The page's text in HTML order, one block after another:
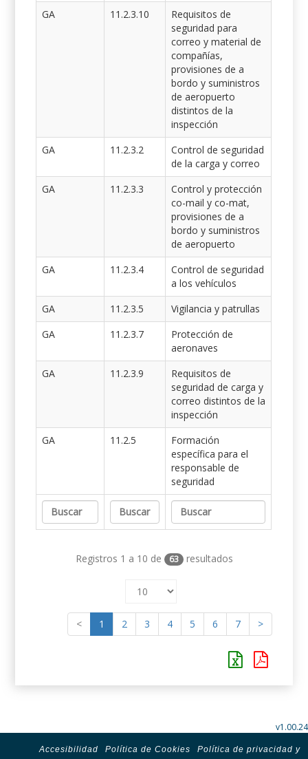
GA
11.2.3.10
Requisitos de
seguridad para
correo y material de
compañías,
provisiones de a
bordo y suministros
de aeropuerto
distintos de la
inspección
GA
11.2.3.2
Control de seguridad
de la carga y correo
GA
11.2.3.3
Control y protección
co-mail y co-mat,
provisiones de a
bordo y suministros
de aeropuerto
GA
11.2.3.4
Control de seguridad
a los vehículos
GA
11.2.3.5
Vigilancia y patrullas
GA
11.2.3.7
Protección de
aeronaves
GA
11.2.3.9
Requisitos de
seguridad de carga y
correo distintos de la
inspección
GA
11.2.5
Formación
específica para el
responsable de
seguridad
Registros 1 a 10 de 63 resultados
< 1 2 3 4 5 6 7 >
v1.00.24
Accesibilidad Política de Cookies
Política de privacidad y